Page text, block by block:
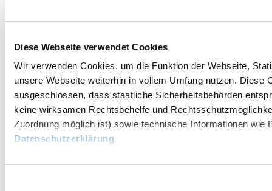
Diese Webseite verwendet Cookies
Wir verwenden Cookies, um die Funktion der Webseite,
unsere Webseite weiterhin in vollem Umfang nutzen.
ausgeschlossen, dass staatliche Sicherheitsbehörden
keine wirksamen Rechtsbehelfe und
Zuordnung möglich ist) sowie technische Informationen wie
Datenschutzerklärung.